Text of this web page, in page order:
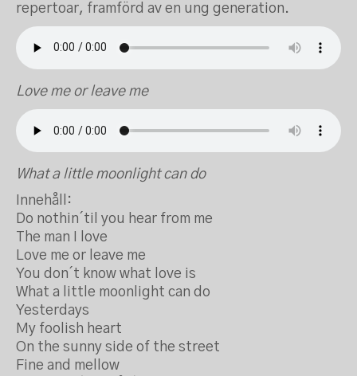
repertoar, framförd av en ung generation.
Love me or leave me
What a little moonlight can do
Innehåll:
Do nothin´til you hear from me
The man I love
Love me or leave me
You don´t know what love is
What a little moonlight can do
Yesterdays
My foolish heart
On the sunny side of the street
Fine and mellow